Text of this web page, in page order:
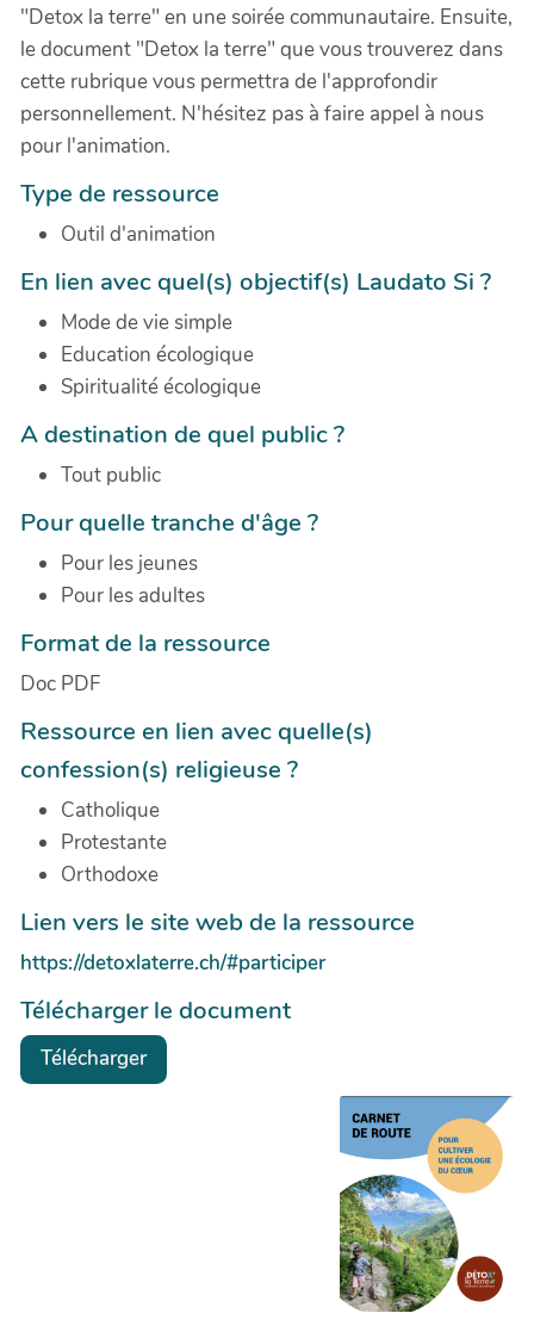
"Detox la terre" en une soirée communautaire. Ensuite,
le document "Detox la terre" que vous trouverez dans
cette rubrique vous permettra de l'approfondir
personnellement. N'hésitez pas à faire appel à nous
pour l'animation.
Type de ressource
Outil d'animation
En lien avec quel(s) objectif(s) Laudato Si ?
Mode de vie simple
Education écologique
Spiritualité écologique
A destination de quel public ?
Tout public
Pour quelle tranche d'âge ?
Pour les jeunes
Pour les adultes
Format de la ressource
Doc PDF
Ressource en lien avec quelle(s)
confession(s) religieuse ?
Catholique
Protestante
Orthodoxe
Lien vers le site web de la ressource
https://detoxlaterre.ch/#participer
Télécharger le document
Télécharger